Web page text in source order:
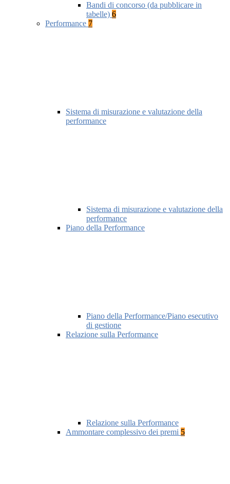
Bandi di concorso (da pubblicare in
tabelle) 6
Performance 7
Sistema di misurazione e valutazione della
performance
Sistema di misurazione e valutazione della
performance
Piano della Performance
Piano della Performance/Piano esecutivo
di gestione
Relazione sulla Performance
Relazione sulla Performance
Ammontare complessivo dei premi 5